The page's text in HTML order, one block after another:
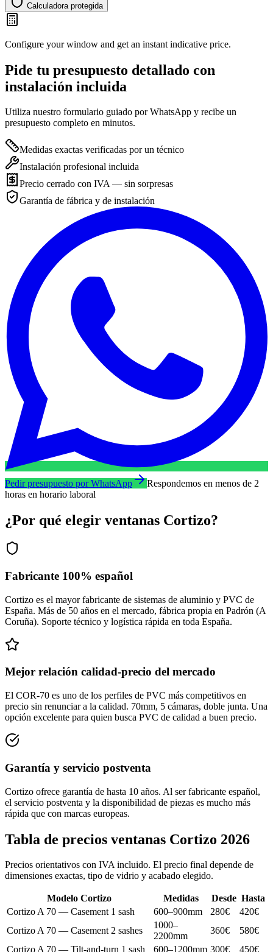
Calculadora protegida
Configure your window and get an instant indicative price.
Pide tu presupuesto detallado con
instalación incluida
Utiliza nuestro formulario guiado por WhatsApp y recibe un
presupuesto completo en minutos.
Medidas exactas verificadas por un técnico
Instalación profesional incluida
Precio cerrado con IVA — sin sorpresas
Garantía de fábrica y de instalación
Pedir presupuesto por WhatsApp
Respondemos en menos de 2
horas en horario laboral
¿Por qué elegir ventanas Cortizo?
Fabricante 100% español
Cortizo es el mayor fabricante de sistemas de aluminio y PVC de
España. Más de 50 años en el mercado, fábrica propia en Padrón (A
Coruña). Soporte técnico y logística rápida en toda España.
Mejor relación calidad-precio del mercado
El COR-70 es uno de los perfiles de PVC más competitivos en
precio sin renunciar a la calidad. 70mm, 5 cámaras, doble junta. Una
opción excelente para quien busca PVC de calidad a buen precio.
Garantía y servicio postventa
Cortizo ofrece garantía de hasta 10 años. Al ser fabricante español,
el servicio postventa y la disponibilidad de piezas es mucho más
rápida que con marcas europeas.
Tabla de precios ventanas Cortizo 2026
Precios orientativos con IVA incluido. El precio final depende de
dimensiones exactas, tipo de vidrio y acabado elegido.
Modelo Cortizo Medidas Desde Hasta
Cortizo A 70 — Casement 1 sash
600–900mm 280€
420€
Cortizo A 70 — Casement 2 sashes
1000–
2200mm
360€
580€
Cortizo A 70 — Tilt-and-turn 1 sash
600–1200mm 300€ 450€